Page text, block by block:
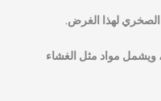
الصخري لهذا الغرض.
ويشمل مواد مثل الغشاء